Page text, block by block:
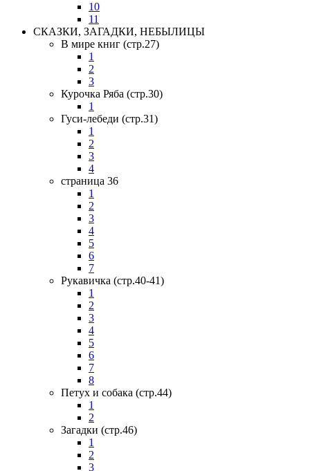
10
11
СКАЗКИ, ЗАГАДКИ, НЕБЫЛИЦЫ
В мире книг (стр.27)
1
2
3
Курочка Ряба (стр.30)
1
Гуси-лебеди (стр.31)
1
2
3
4
страница 36
1
2
3
4
5
6
7
Рукавичка (стр.40-41)
1
2
3
4
5
6
7
8
Петух и собака (стр.44)
1
2
Загадки (стр.46)
1
2
3